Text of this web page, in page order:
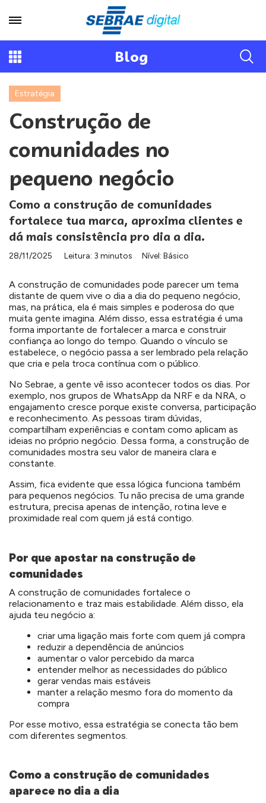
Blog
Estratégia
Construção de
comunidades no
pequeno negócio
Como a construção de comunidades
fortalece tua marca, aproxima clientes e
dá mais consistência pro dia a dia.
28/11/2025 Leitura: 3 minutos Nível: Básico
A construção de comunidades pode parecer um tema
distante de quem vive o dia a dia do pequeno negócio,
mas, na prática, ela é mais simples e poderosa do que
muita gente imagina. Além disso, essa estratégia é uma
forma importante de fortalecer a marca e construir
confiança ao longo do tempo. Quando o vínculo se
estabelece, o negócio passa a ser lembrado pela relação
que cria e pela troca contínua com o público.
No Sebrae, a gente vê isso acontecer todos os dias. Por
exemplo, nos grupos de WhatsApp da NRF e da NRA, o
engajamento cresce porque existe conversa, participação
e reconhecimento. As pessoas tiram dúvidas,
compartilham experiências e contam como aplicam as
ideias no próprio negócio. Dessa forma, a construção de
comunidades mostra seu valor de maneira clara e
constante.
Assim, fica evidente que essa lógica funciona também
para pequenos negócios. Tu não precisa de uma grande
estrutura, precisa apenas de intenção, rotina leve e
proximidade real com quem já está contigo.
Por que apostar na construção de
comunidades
A construção de comunidades fortalece o
relacionamento e traz mais estabilidade. Além disso, ela
ajuda teu negócio a:
criar uma ligação mais forte com quem já compra
reduzir a dependência de anúncios
aumentar o valor percebido da marca
entender melhor as necessidades do público
gerar vendas mais estáveis
manter a relação mesmo fora do momento da
compra
Por esse motivo, essa estratégia se conecta tão bem
com diferentes segmentos.
Como a construção de comunidades
aparece no dia a dia